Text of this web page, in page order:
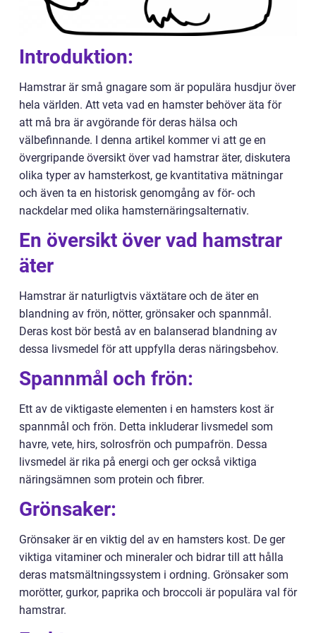
Introduktion:
Hamstrar är små gnagare som är populära husdjur över
hela världen. Att veta vad en hamster behöver äta för
att må bra är avgörande för deras hälsa och
välbefinnande. I denna artikel kommer vi att ge en
övergripande översikt över vad hamstrar äter, diskutera
olika typer av hamsterkost, ge kvantitativa mätningar
och även ta en historisk genomgång av för- och
nackdelar med olika hamsternäringsalternativ.
En översikt över vad hamstrar
äter
Hamstrar är naturligtvis växtätare och de äter en
blandning av frön, nötter, grönsaker och spannmål.
Deras kost bör bestå av en balanserad blandning av
dessa livsmedel för att uppfylla deras näringsbehov.
Spannmål och frön:
Ett av de viktigaste elementen i en hamsters kost är
spannmål och frön. Detta inkluderar livsmedel som
havre, vete, hirs, solrosfrön och pumpafrön. Dessa
livsmedel är rika på energi och ger också viktiga
näringsämnen som protein och fibrer.
Grönsaker:
Grönsaker är en viktig del av en hamsters kost. De ger
viktiga vitaminer och mineraler och bidrar till att hålla
deras matsmältningssystem i ordning. Grönsaker som
morötter, gurkor, paprika och broccoli är populära val för
hamstrar.